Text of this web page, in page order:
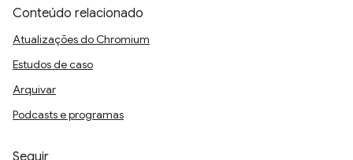
Conteúdo relacionado
Atualizações do Chromium
Estudos de caso
Arquivar
Podcasts e programas
Seguir